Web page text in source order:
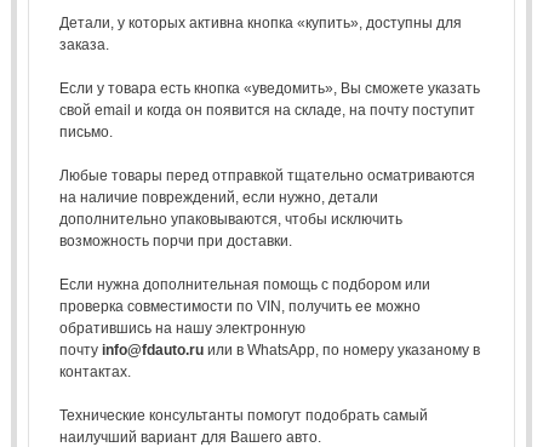
Детали, у которых активна кнопка «купить», доступны для
заказа.
Если у товара есть кнопка «уведомить», Вы сможете указать
свой email и когда он появится на складе, на почту поступит
письмо.
Любые товары перед отправкой тщательно осматриваются
на наличие повреждений, если нужно, детали
дополнительно упаковываются, чтобы исключить
возможность порчи при доставки.
Если нужна дополнительная помощь с подбором или
проверка совместимости по VIN, получить ее можно
обратившись на нашу электронную
почту info@fdauto.ruили в WhatsApp, по номеру указаному в
контактах.
Технические консультанты помогут подобрать самый
наилучший вариант для Вашего авто.